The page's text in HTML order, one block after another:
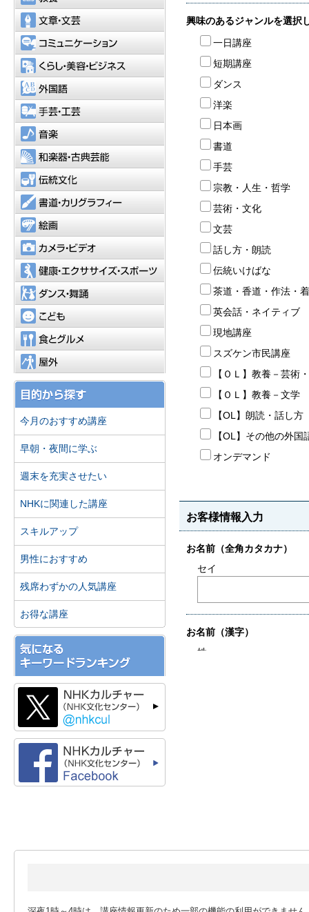
文章・文芸
コミュニケーション
くらし・美容・ビジネス
手芸・工芸
和楽器・古典芸能
カメラ・ビデオ
健康・エクササイズ・スポーツ
ダンス・舞踊
食とグルメ
今月のおすすめ講座
早朝・夜間に学ぶ
週末を充実させたい
NHKに関連した講座
スキルアップ
男性におすすめ
残席わずかの人気講座
お得な講座